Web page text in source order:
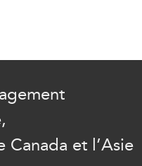
Canada et l’Asie